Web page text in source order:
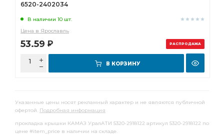
РАСПРОДАЖА
6520-2402034
В наличии 10 шт.
Цена в Ярославль
53.59 Р
В КОРЗИНУ
Указанные цены носят рекламный характер и не являются публичной
офертой. Подробная информация
прокладка крышки КАМАЗ УралАТИ 5320-2918122 артикул 5320-2918122 по
цене #item_price в наличии на складе.